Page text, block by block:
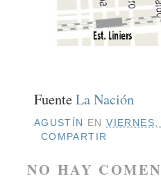
FuenteLa Nación
AGUSTÍN EN
COMPARTIR
NO HAY